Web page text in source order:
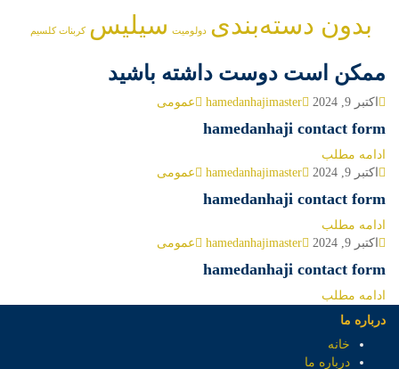
بدون دسته‌بندی دولومیت سیلیس کربنات کلسیم
ممکن است دوست داشته باشید
اکتبر 9, 2024 hamedanhajimaster عمومی
hamedanhaji contact form
ادامه مطلب
اکتبر 9, 2024
hamedanhajimaster عمومی
hamedanhaji contact form
ادامه مطلب
اکتبر 9, 2024
hamedanhajimaster عمومی
hamedanhaji contact form
ادامه مطلب
درباره ما
خانه
درباره ما